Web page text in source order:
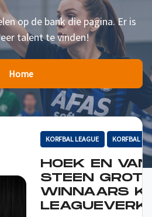
op de bank die pagina. Er is
talent te vinden!
Home
KORFBAL LEAGUE KORFBAL
HOEK EN VAN
STEEN
WINNAARS